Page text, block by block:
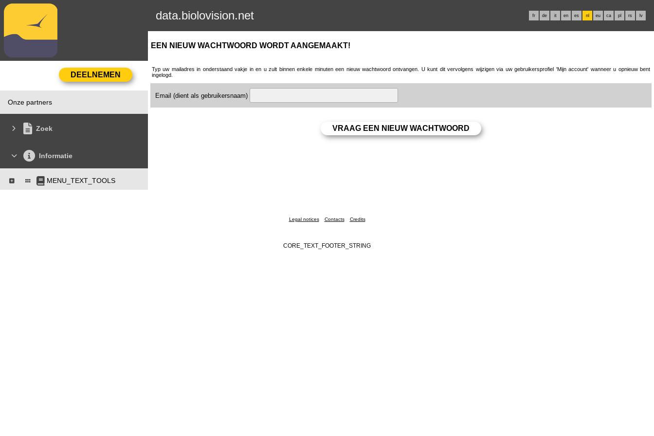
data.biolovision.net fr de it en es nl eu ca pl rs lv
Onze partners
Zoek
Informatie
MENU_TEXT_TOOLS
EEN NIEUW WACHTWOORD WORDT AANGEMAAKT!
Typ uw mailadres in onderstaand vakje in en u zult binnen enkele minuten een nieuw wachtwoord ontvangen. U kunt dit vervolgens wijzigen via uw gebruikersprofiel 'Mijn account' wanneer u opnieuw bent
ingelogd.
Email (dient als gebruikersnaam)
Legal notices Contacts Credits
CORE_TEXT_FOOTER_STRING